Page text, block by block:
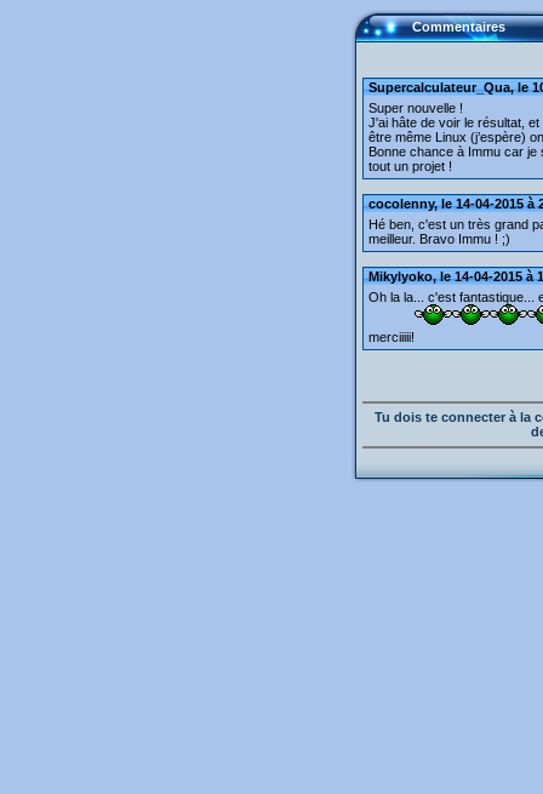
Commentaires
Supercalculateur_Qua, le
Super nouvelle !
J'ai hâte de voir le résultat,
être même Linux (j’espère)
Bonne chance à Immu car
tout un projet !
cocolenny, le 14-04-2015 à
Hé ben, c'est un très grand
meilleur. Bravo Immu ! ;)
Mikylyoko, le 14-04-2015 à
Oh la la... c'est fantastique...
merciiiii!
Tu dois te connecter à la